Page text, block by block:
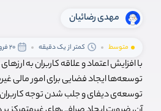
مهدی رضائیان
متوسط کمتر از یک دقیقه 20 فروردین 1403
با افزایش اعتماد و علاقه کاربران به
توسعه‌ها ایجاد فضایی برای امور مالی
توسعه‌ی دیفای و جلب شدن توجه کاربران